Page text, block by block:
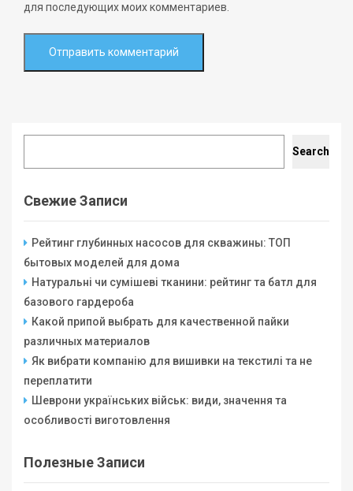
для последующих моих комментариев.
Search
Свежие Записи
Рейтинг глубинных насосов для скважины: ТОП
бытовых моделей для дома
Натуральні чи сумішеві тканини: рейтинг та батл для
базового гардероба
Какой припой выбрать для качественной пайки
различных материалов
Як вибрати компанію для вишивки на текстилі та не
переплатити
Шеврони українських військ: види, значення та
особливості виготовлення
Полезные Записи